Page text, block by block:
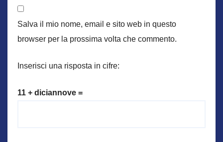
Salva il mio nome, email e sito web in questo
browser per la prossima volta che commento.
Inserisci una risposta in cifre:
11 + diciannove =